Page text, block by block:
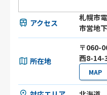
アクセス
札幌市
市営地
所在地
〒060-
西8-14-
MAP